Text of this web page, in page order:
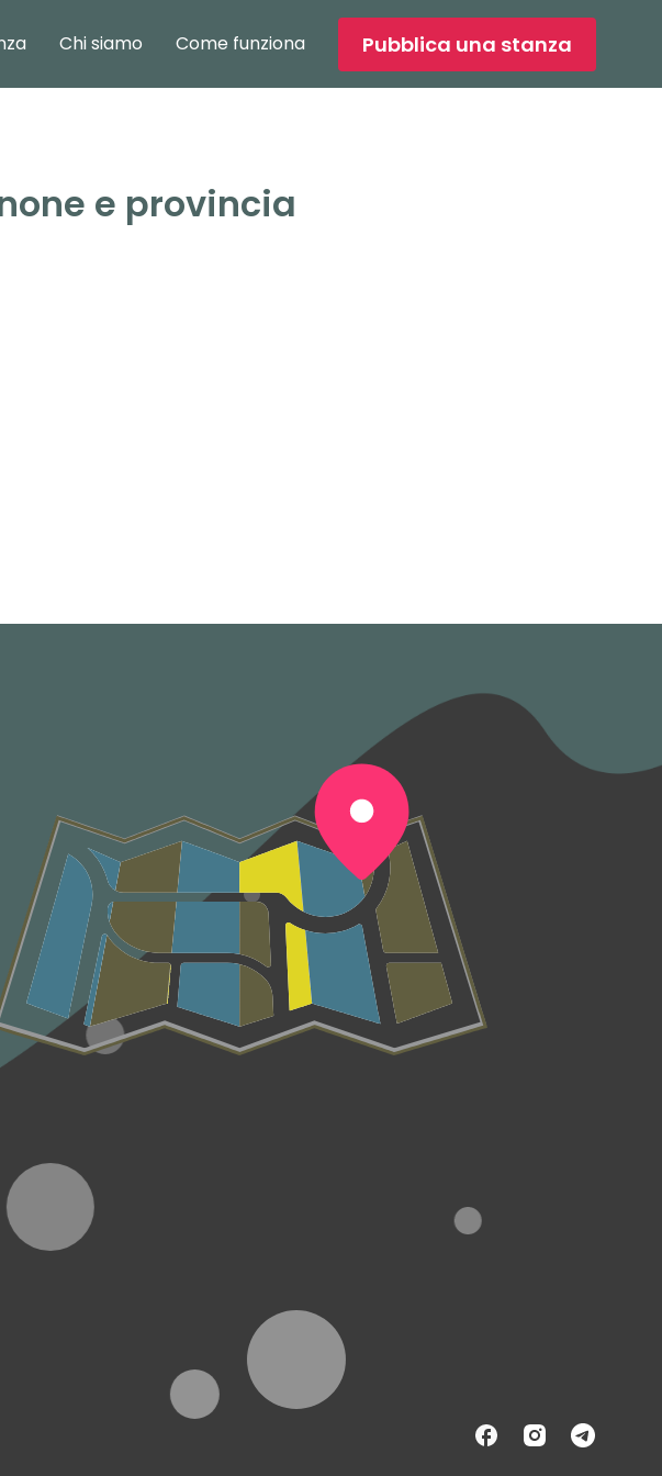
Chi siamo Come funziona Pubblica una stanza
e provincia